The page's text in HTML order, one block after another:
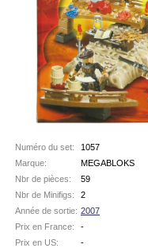
Numéro du set:
1057
Marque:
MEGABLOKS
Nbr de pièces:
59
Nbr de Minifigs:
2
Année de sortie: 2007
Prix en France:
-
Prix en US:
-